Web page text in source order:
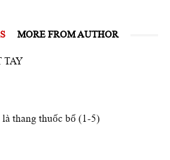
MORE FROM AUTHOR
TAY
thang thuốc bổ (1-5)